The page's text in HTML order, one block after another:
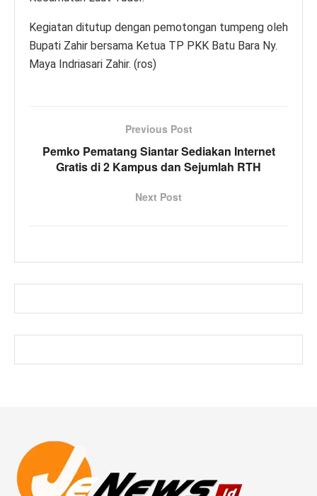
Kegiatan ditutup dengan pemotongan tumpeng oleh
Bupati Zahir bersama Ketua TP PKK Batu Bara Ny.
Maya Indriasari Zahir. (ros)
Previous Post
Pemko Pematang Siantar Sediakan Internet
Gratis di 2 Kampus dan Sejumlah RTH
Next Post